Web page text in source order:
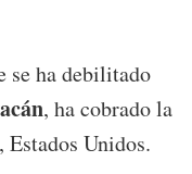
se ha debilitado
, ha cobrado la
, Estados Unidos.